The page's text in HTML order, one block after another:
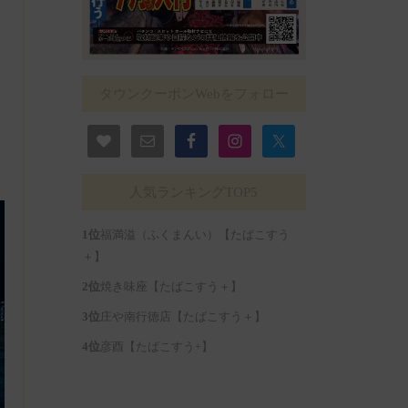
福満溢（ふくまんい）【たばこすう
＋】
焼き味座【たばこすう＋】
庄や南行徳店【たばこすう＋】
彦酉【たばこすう+】